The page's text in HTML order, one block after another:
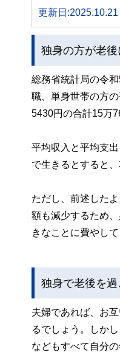
更新日:2025.10.21
独身の方が老後
総務省統計局の令
職、単身世帯の方
5430円の合計15万
平均収入と平均支
で生きるとすると
ただし、前述した
額も減少するため
きなことに費やし
独身で老後を
夫婦であれば、お
るでしょう。しか
などもすべて自分